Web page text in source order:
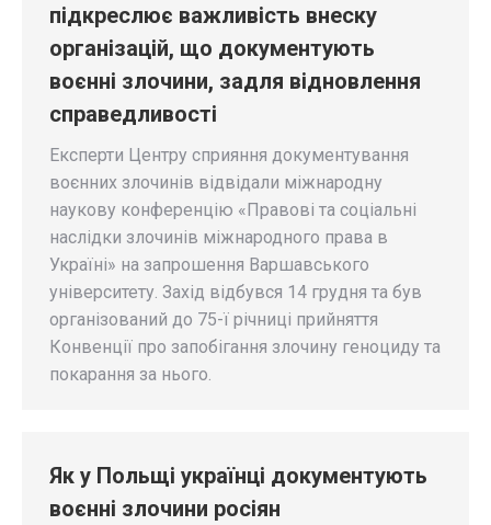
підкреслює важливість внеску
організацій, що документують
воєнні злочини, задля відновлення
справедливості
Експерти Центру сприяння документування
воєнних злочинів відвідали міжнародну
наукову конференцію «Правові та соціальні
наслідки злочинів міжнародного права в
Україні» на запрошення Варшавського
університету. Захід відбувся 14 грудня та був
організований до 75-ї річниці прийняття
Конвенції про запобігання злочину геноциду та
покарання за нього.
Як у Польщі українці документують
воєнні злочини росіян